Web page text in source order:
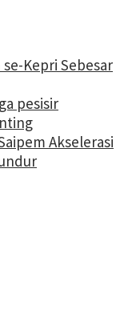
Kepri Sebesar
pesisir
Akselerasi